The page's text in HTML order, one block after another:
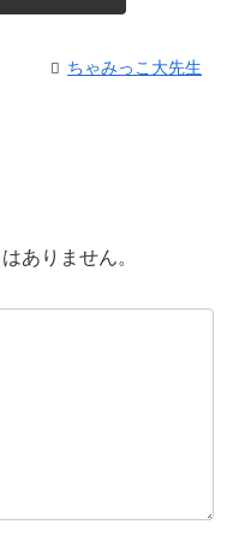
ちゃみっこ大先生
ありません。